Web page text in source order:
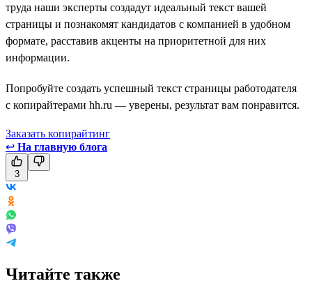
труда наши эксперты создадут идеальный текст вашей
страницы и познакомят кандидатов с компанией в удобном
формате, расставив акценты на приоритетной для них
информации.
Попробуйте создать успешный текст страницы работодателя
с копирайтерами hh.ru — уверены, результат вам понравится.
Заказать копирайтинг
↩ На главную блога
3
Читайте также